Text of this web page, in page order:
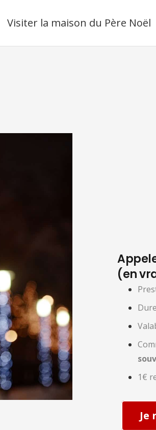
Visiter la maison du Père Noël
(en
1€
Je